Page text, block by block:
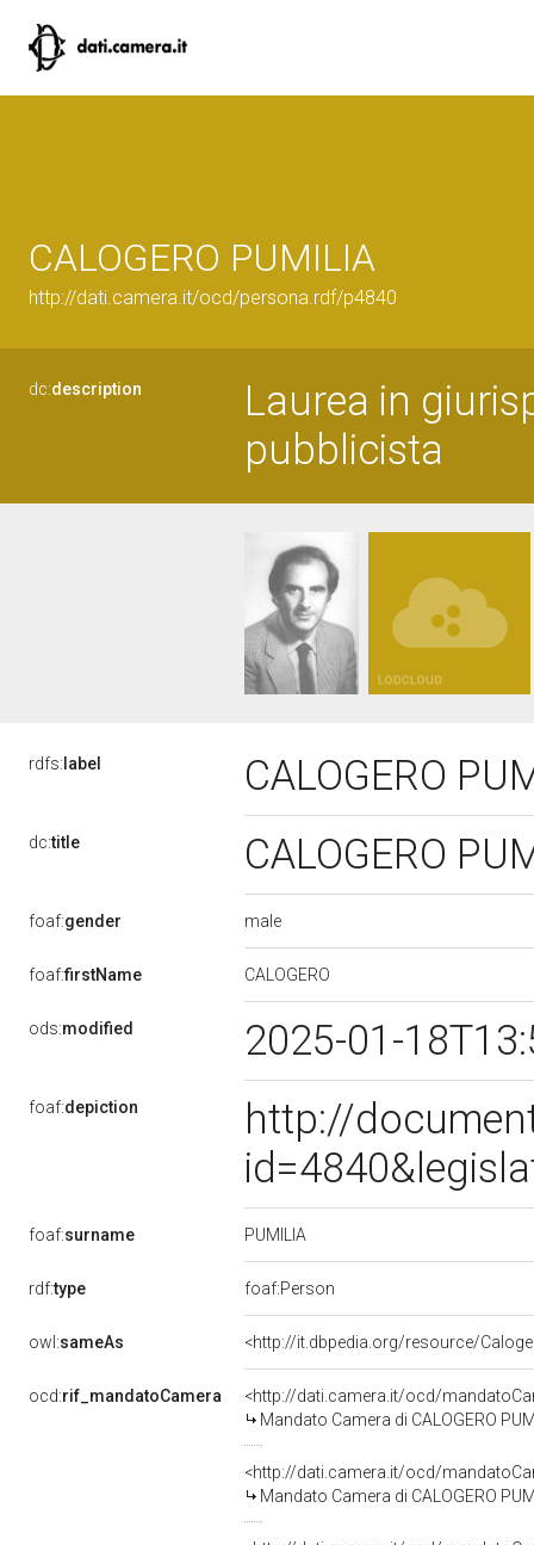
CALOGERO PUMILIA
http://dati.camera.it/ocd/persona.rdf/p4840
dc:description
Laurea in
pubblicista
rdfs: label CALOGERO
dc:title CALOGERO
foaf:gender male
foaf:firstName CALOGERO
ods:modified 2025-01-
foaf:depiction
http://
foaf:surname PUMILIA
rdf:type foaf:Person
owl:sameAs <http://it.dbpedia.org/resource/
ocd:rif_mandatoCamera
<http://dati.camera.it/ocd/
Mandato Camera di CALOGERO
<http://dati.camera.it/ocd/
Mandato Camera di CALOGERO